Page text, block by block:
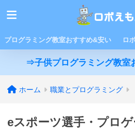
プログラミング教室おすすめ&安い ロ
⇒子供プログラミング教室
ホーム 職業とプログラミング
eスポーツ選手・プロ